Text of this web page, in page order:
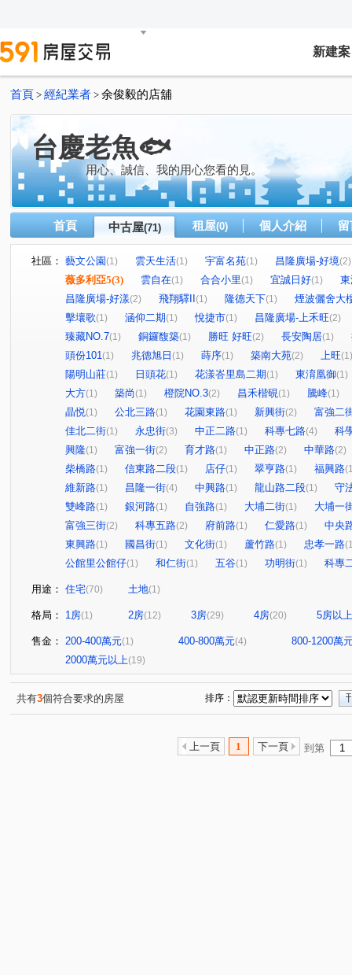
新建案
首頁 > 經紀業者 > 余俊毅的店舖
台慶老魚🐟
用心、誠信、我的用心您看的見。
首頁 中古屋(71) 租屋(0) 個人介紹
社區： 藝文公園(1) 雲天生活(1) 宇富名苑(1) 昌隆廣場-好境(2)
薇多利亞5(3) 雲自在(1) 合合小里(1) 宜誠日好(1)
昌隆廣場-好漾(2) 飛翔驛II (1) 隆德天下(1)
煙波儷舍大
擊壤歌(1) 涵仰二期(1) 悅捷市(1) 昌隆廣場-上禾旺(2)
臻藏NO.7(1) 銅鑼馥築(1) 勝旺 好旺(2) 長安陶居(1)
頭份101(1) 兆德旭日 (1) 蒔序(1) 築南大苑(2) 上旺(1)
陽明山莊(1) 日頭花(1) 花漾峇里島二期(1) 東淯凰御(1)
大方(1) 築尚(1) 橙院NO.3(2) 昌禾楷硯(1) 騰峰(1)
晶悦(1) 公北三路(1) 花園東路(1) 新興街(2)
富強二
佳北二街(1) 永忠街(3) 中正二路(1) 科專七路(4)
科
興隆(1) 富強一街(2) 育才路(1) 中正路(2) 中華路(2)
柴橋路(1) 信東路二段(1) 店仔(1) 翠亨路(1) 福興路
維新路(1) 昌隆一街(4) 中興路(1) 龍山路二段(1)
守
雙峰路(1) 銀河路(1) 自強路(1) 大埔二街(1)
大埔一
富強三街(2) 科專五路(2) 府前路(1) 仁愛路(1)
中央
東興路(1) 國昌街(1) 文化街(1) 蘆竹路(1) 忠孝一路
公館里公館仔(1) 和仁街(1) 五谷(1) 功明街(1) 科專
用途： 住宅(70) 土地(1)
格局： 1房(1) 2房(12) 3房(29) 4房(20) 5房以上
售金： 200-400萬元(1) 400-800萬元(4)
800-1200萬
2000萬元以上(19)
共有3個符合要求的房屋 排序：
上一頁 1 下一頁 到第